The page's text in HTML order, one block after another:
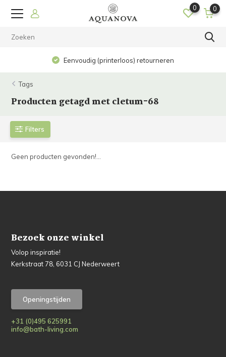
0 0
Eenvoudig (printerloos) retourneren
Tags
Producten getagd met cletum-68
Filters
Geen producten gevonden!...
Bezoek onze winkel
Volop inspiratie!
Kerkstraat 78, 6031 CJ Nederweert
Openingstijden
+31 (0)495 625991
info@bath-living.com